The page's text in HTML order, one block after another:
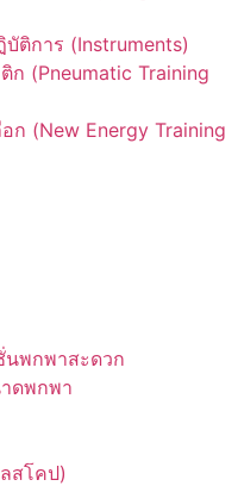
ติการ (Instruments)
(Pneumatic Training
ก (New Energy Training
นพกพาสะดวก
ดพกพา
สโคป)